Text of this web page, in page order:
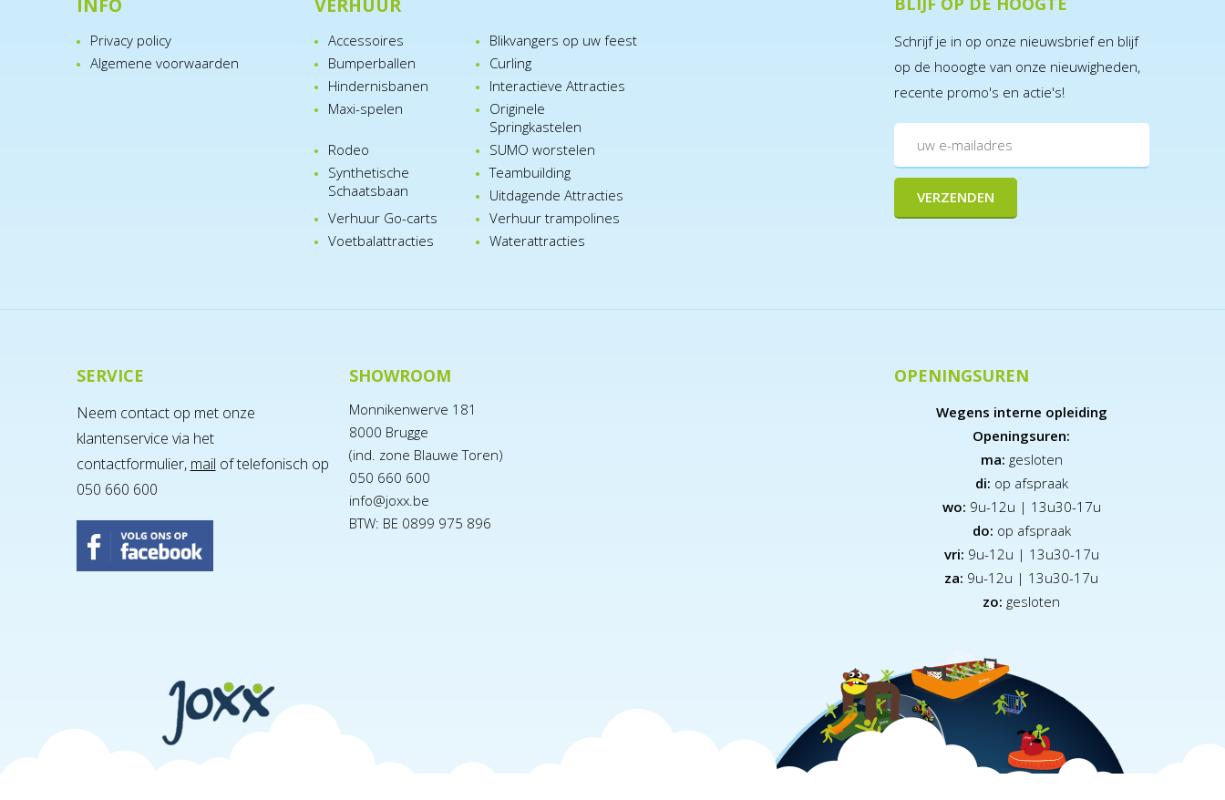
Privacy policy
Algemene voorwaarden
Accessoires
Blikvangers op uw feest
Bumperballen
Curling
Hindernisbanen
Interactieve Attracties
Maxi-spelen
Originele
Springkastelen
Rodeo
SUMO worstelen
Synthetische
Schaatsbaan
Teambuilding
Uitdagende Attracties
Verhuur Go-carts
Verhuur trampolines
Voetbalattracties
Waterattracties
Schrijf je in op onze nieuwsbrief en blijf
op de hooogte van onze nieuwigheden,
recente promo's en actie's!
SERVICE
Neem contact op met onze
klantenservice via het
contactformulier, mail of telefonisch op
050 660 600
SHOWROOM
Monnikenwerve 181
8000 Brugge
(ind. zone Blauwe Toren)
050 660 600
info@joxx.be
BTW: BE 0899 975 896
OPENINGSUREN
Wegens interne opleiding
Openingsuren:
ma: gesloten
di: op afspraak
wo: 9u-12u | 13u30-17u
do: op afspraak
vri: 9u-12u | 13u30-17u
za: 9u-12u | 13u30-17u
zo: gesloten